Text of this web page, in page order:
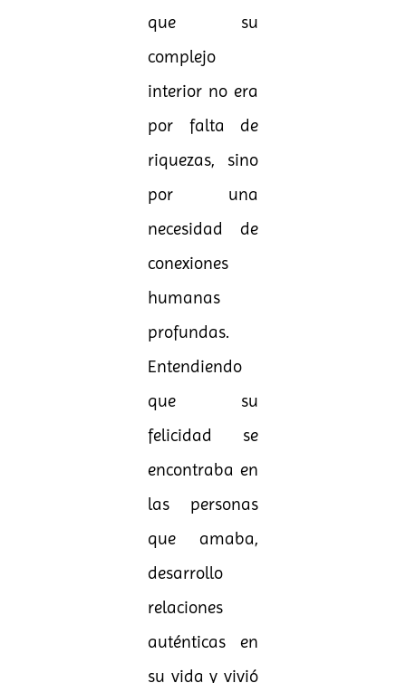
que su
complejo
interior no era
por falta de
riquezas, sino
por una
necesidad de
conexiones
humanas
profundas.
Entendiendo
que su
felicidad se
encontraba en
las personas
que amaba,
desarrollo
relaciones
auténticas en
su vida y vivió